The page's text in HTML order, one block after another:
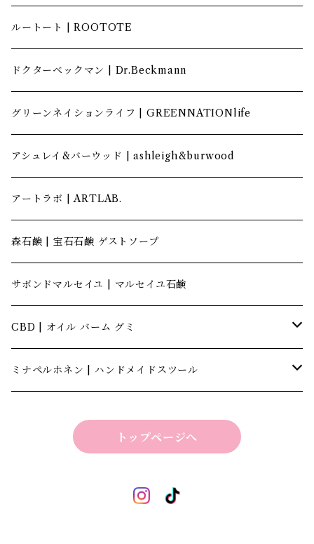
ルートート | ROOTOTE
ドクターベックマン | Dr.Beckmann
グリーンネイションライフ | GREENNATIONlife
アシュレイ&バーウッド | ashleigh&burwood
アートラボ | ARTLAB.
森石鹸 | 宝石石鹸 ゲストソープ
サボンドマルセイユ | マルセイユ石鹸
CBD | オイル バーム グミ
キャナテック | CannaTech
ミナペルホネン | ハンドメイドスツール
折り畳みスツール
トップページへ